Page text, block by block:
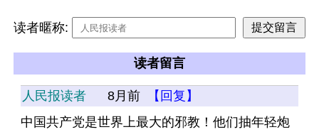
读者暱称:
读者留言
人民报读者 8月前
【回复】
中国共产党是世界上最大的邪教！他们抽年轻炮